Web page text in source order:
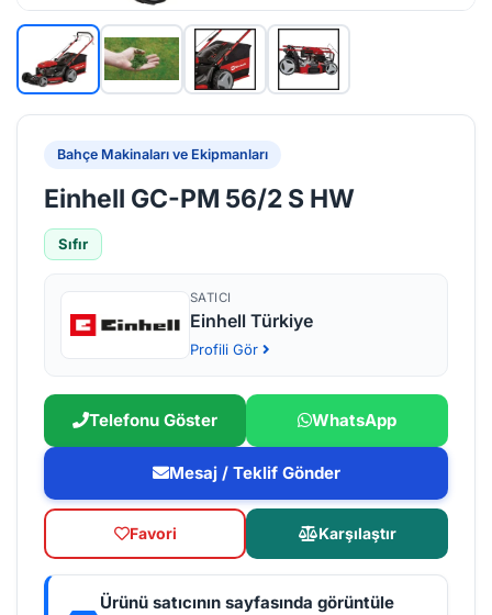
Bahçe Makinaları ve Ekipmanları
Einhell GC-PM 56/2 S HW
Sıfır
SATICI
Einhell Türkiye
Profili Gör
Telefonu Göster WhatsApp
Mesaj / Teklif Gönder
Favori Karşılaştır
Ürünü satıcının sayfasında görüntüle